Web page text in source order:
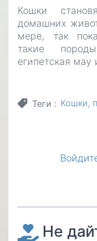
Кошки
домашних
мере, так
такие
египетская мау
Теги Кошки
Не